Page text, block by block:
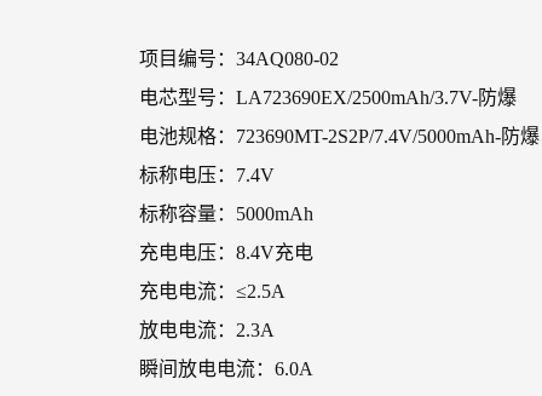
项目编号：34AQ080-02
电芯型号：LA723690EX/2500mAh/3.7V-防爆
电池规格：723690MT-2S2P/7.4V/5000mAh-防爆
标称电压：7.4V
标称容量：5000mAh
充电电压：8.4V充电
充电电流：≤2.5A
放电电流：2.3A
瞬间放电电流：6.0A